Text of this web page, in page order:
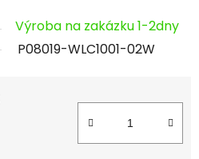
Výroba na zakázku 1-2dny
P08019-WLC1001-02W